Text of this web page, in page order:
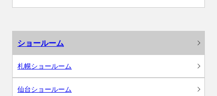
ショールーム
札幌ショールーム
仙台ショールーム